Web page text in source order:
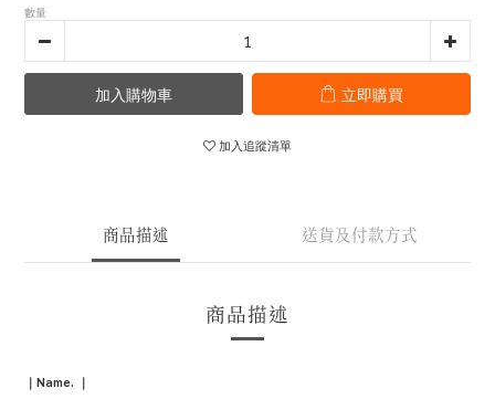
數量
加入購物車 立即購買
加入追蹤清單
商品描述 送貨及付款方式
商品描述
｜Name. ｜